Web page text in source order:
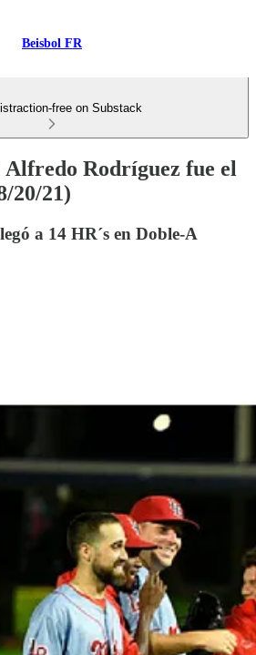
Beisbol FR
free on Substack
Rodríguez fue el
20/21)
a 14 HR´s en Doble-A